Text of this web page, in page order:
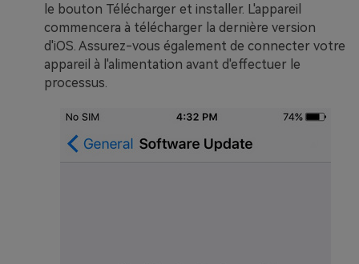
le bouton Télécharger et installer. L'appareil
commencera à télécharger la dernière version
d'iOS. Assurez-vous également de connecter votre
appareil à l'alimentation avant d'effectuer le
processus.